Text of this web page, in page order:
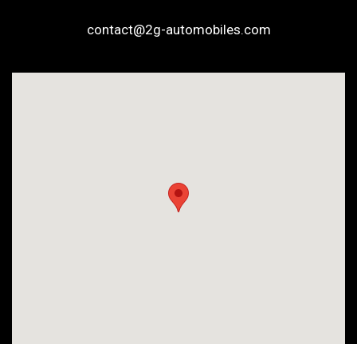
contact@2g-automobiles.com